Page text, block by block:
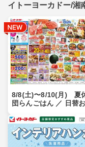
イトーヨーカドー/湘
8/8(土)〜8/10(月) 夏
団らんごはん ／ 日替